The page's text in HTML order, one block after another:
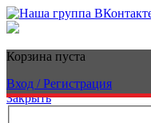
Корзина пуста
Вход / Регистрация
Закрыть